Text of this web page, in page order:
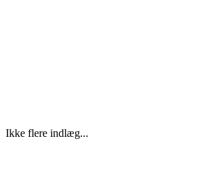
Ikke flere indlæg...